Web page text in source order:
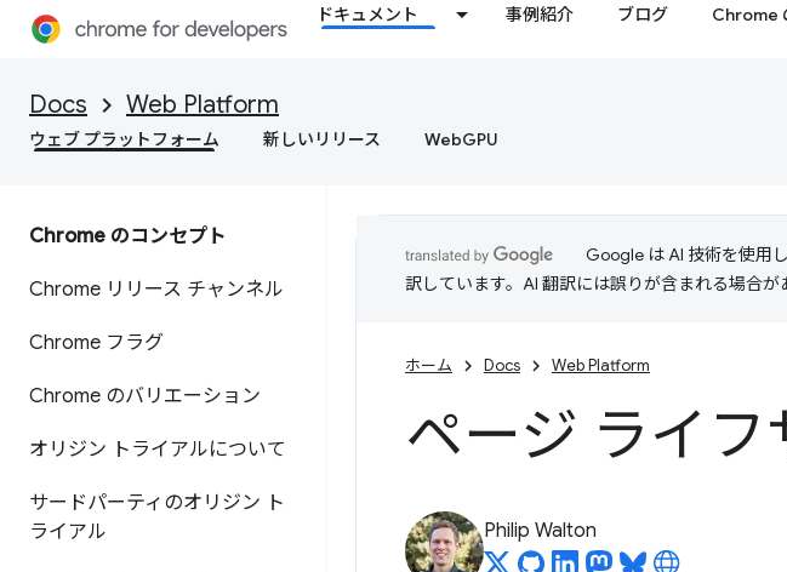
ドキュメント 事例紹介 ブログ Chrome
Docs Web Platform
ウェブ プラットフォーム 新しいリリース WebGPU
Chrome のコンセプト
Chrome リリース チャンネル
Chrome フラグ
Chrome のバリエーション
オリジン トライアルについて
サードパーティのオリジン ト
ライアル
Google は AI 技術を使用
訳しています。AI 翻訳には誤りが含まれる場合が
ホーム Docs Web Platform
ページ ライフ
Philip Walton